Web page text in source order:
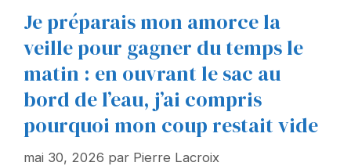
Je préparais mon amorce la
veille pour gagner du temps le
matin : en ouvrant le sac au
bord de l’eau, j’ai compris
pourquoi mon coup restait vide
mai 30, 2026 par Pierre Lacroix